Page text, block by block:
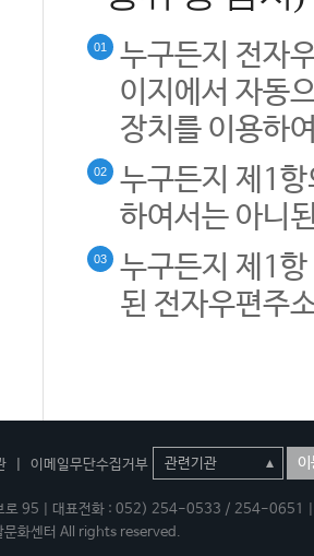
01
누구든지 전자
이지에서 자동
장치를 이용하
02
누구든지 제1
하여서는 아니
03
누구든지 제1
된 전자우편주
이메일무단수집거부 이
보로 95 | 대표전화 : 052) 254-0533 / 254-
화센터 All rights reserved.